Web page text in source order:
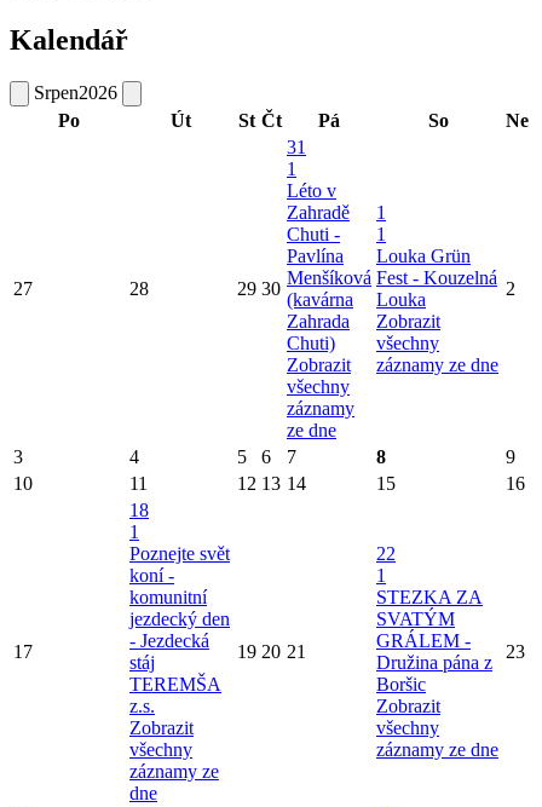
Kalendář
Srpen2026
Po
Út St Čt Pá So Ne
27 28 29 30
31
1
Léto v
Zahradě
Chuti -
Pavlína
Menšíková
(kavárna
Zahrada
Chuti)
Zobrazit
všechny
záznamy
ze dne
1
1
Louka Grün
Fest - Kouzelná
Louka
Zobrazit
všechny
záznamy ze dne
2
3 4 5 6 7 8
9
10
11 12 13 14 15 16
17
18
1
Poznejte svět
koní -
komunitní
jezdecký den
- Jezdecká
stáj
TEREMŠA
z.s.
Zobrazit
všechny
záznamy ze
dne
19 20 21
22
1
STEZKA ZA
SVATÝM
GRÁLEM -
Družina pána z
Boršic
Zobrazit
všechny
záznamy ze dne
23